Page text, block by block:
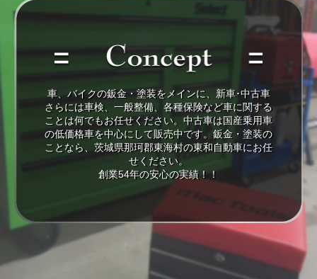
車、バイクの鈑金・塗装をメインに、新車･中古車
さらには車検、一般整備、各種保険など車に関する
ことは何でもお任せください。中古車は国産乗用車
の低価格車を中心にして販売中です。鈑金・塗装の
ことなら、茨城県那珂郡東海村の東和自動車にお任
せください。
創業54年の安心の実績！！